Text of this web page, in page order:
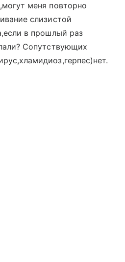
меня повторно
слизистой
в прошлый раз
Сопутствующих